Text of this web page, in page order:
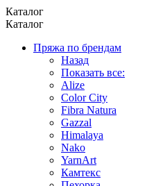
Каталог
Каталог
Пряжа по брендам
Назад
Показать все:
Alize
Color City
Fibra Natura
Gazzal
Himalaya
Nako
YarnArt
Камтекс